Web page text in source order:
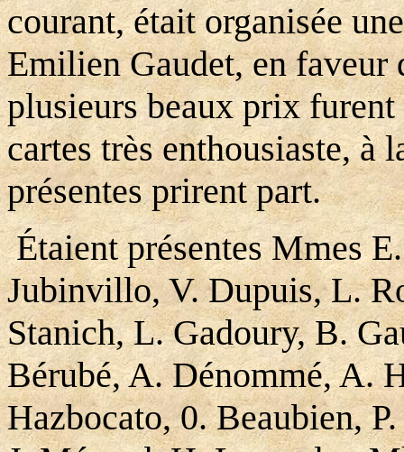
courant, était organisée
Emilien Gaudet, en
plusieurs beaux prix
cartes très enthousiaste, à
présentes prirent part.
Étaient présentes Mmes
Jubinvillo, V. Dupuis, L.
Stanich, L. Gadoury, B.
Bérubé, A. Dénommé, A.
Hazbocato, 0. Beaubien,